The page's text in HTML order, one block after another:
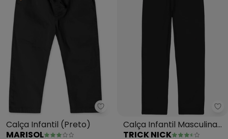
Marisol - Calça Infantil (Preto)
Calça Infantil (Preto)
MARISOL
Calça Infantil Masculina
TRICK NICK